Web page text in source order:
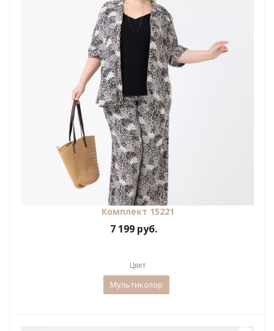
Комплект 15221
7 199 руб.
Цвет
Мультиколор